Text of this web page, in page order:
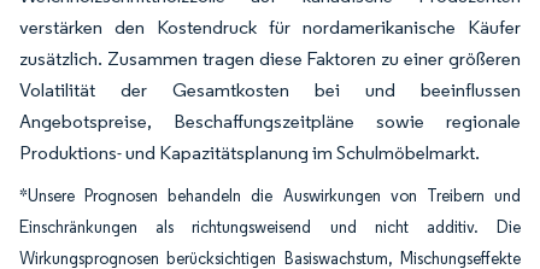
verstärken den Kostendruck für nordamerikanische Käufer
zusätzlich. Zusammen tragen diese Faktoren zu einer größeren
Volatilität der Gesamtkosten bei und beeinflussen
Angebotspreise, Beschaffungszeitpläne sowie regionale
Produktions- und Kapazitätsplanung im Schulmöbelmarkt.
*Unsere Prognosen behandeln die Auswirkungen von Treibern und
Einschränkungen als richtungsweisend und nicht additiv. Die
Wirkungsprognosen berücksichtigen Basiswachstum, Mischungseffekte